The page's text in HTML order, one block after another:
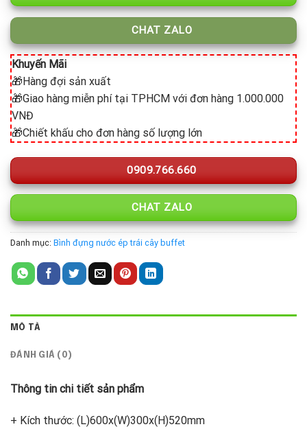
CHAT ZALO
Khuyến Mãi
🎁Hàng đợi sản xuất
🎁Giao hàng miễn phí tại TPHCM với đơn hàng 1.000.000
VNĐ
🎁Chiết khấu cho đơn hàng số lượng lớn
0909.766.660
CHAT ZALO
Danh mục: Bình đựng nước ép trái cây buffet
MÔ TẢ
ĐÁNH GIÁ (0)
Thông tin chi tiết sản phẩm
+ Kích thước: (L)600x(W)300x(H)520mm